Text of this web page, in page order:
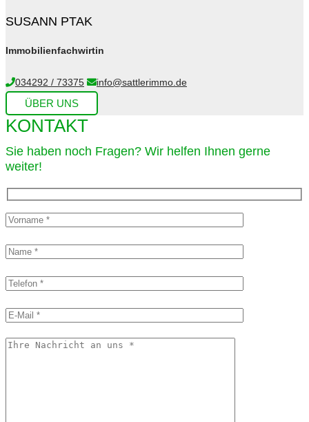
SUSANN PTAK
Immobilienfachwirtin
034292 / 73375 info@sattlerimmo.de
ÜBER UNS
KONTAKT
Sie haben noch Fragen? Wir helfen Ihnen gerne
weiter!​